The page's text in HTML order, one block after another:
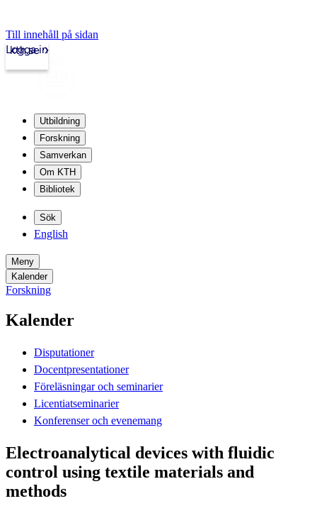
Till innehåll på sidan
kth.se
Logga in
Utbildning
Forskning
Samverkan
Om KTH
Bibliotek
Sök
English
Meny
Kalender
Forskning
Kalender
Disputationer
Docentpresentationer
Föreläsningar och seminarier
Licentiatseminarier
Konferenser och evenemang
Electroanalytical devices with fluidic
control using textile materials and
methods